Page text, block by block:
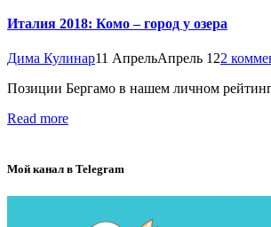
Италия 2018: Комо – город у озера
Дима Кулинар11 АпрельАпрель 122
Позиции Бергамо в нашем личном
Read more
Мой канал в Telegram